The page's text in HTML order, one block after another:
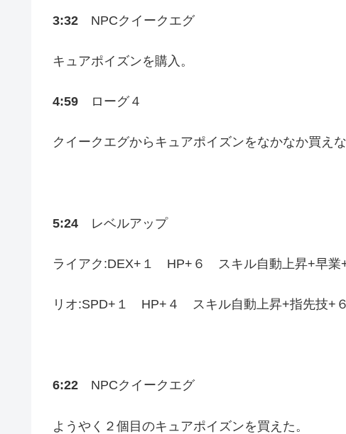
3:32 NPCクイークエグ
キュアポイズンを購入。
4:59 ローグ４
クイークエグからキュアポイズンをなかなか買えな
5:24 レベルアップ
ライアク:DEX+１ HP+６ スキル自動上昇+早業
リオ:SPD+１ HP+４ スキル自動上昇+指先技+６
6:22 NPCクイークエグ
ようやく２個目のキュアポイズンを買えた。